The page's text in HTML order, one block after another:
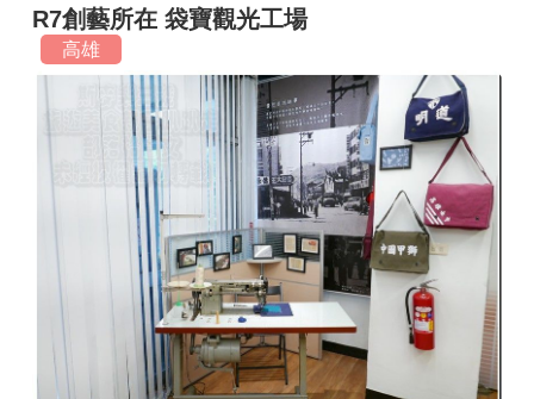
最新留言
商家合作
推薦景點
聯絡我們
R7創藝所在 袋寶觀光工場
高雄